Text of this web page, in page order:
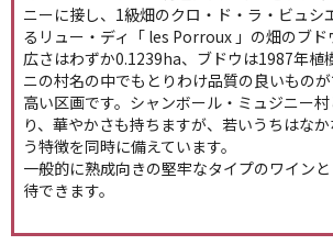
ニーに接し、1級畑のクロ・ド・ラ・ビュシ
るリュー・ディ「 les Porroux 」の畑のブド
広さはわずか0.1239ha、ブドウは1987年植
ニの村名の中でもとりわけ品質の良いもの
高い区画です。シャンボール・ミュジニー
り、華やかさも持ちますが、若いうちはな
う特徴を同時に備えています。
一般的に熟成向きの堅牢なタイプのワイン
待できます。